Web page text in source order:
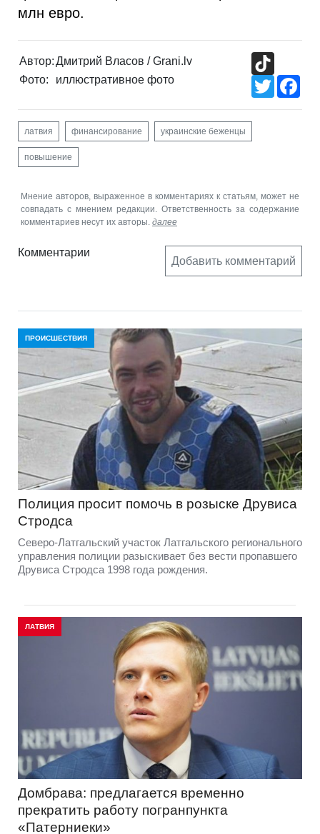
млн евро.
Автор:Дмитрий Власов / Grani.lv
Фото:
иллюстративное фото
Twitter
латвия финансирование украинские беженцы
повышение
Мнение авторов, выраженное в комментариях к статьям, может не
совпадать с мнением редакции. Ответственность за содержание
комментариев несут их авторы. далее
Комментарии
Добавить комментарий
ПРОИСШЕСТВИЯ
Полиция просит помочь в розыске Друвиса
Стродса
Северо-Латгальский участок Латгальского регионального
управления полиции разыскивает без вести пропавшего
Друвиса Стродса 1998 года рождения.
ЛАТВИЯ
Домбрава: предлагается временно
прекратить работу погранпункта
«Патерниеки»